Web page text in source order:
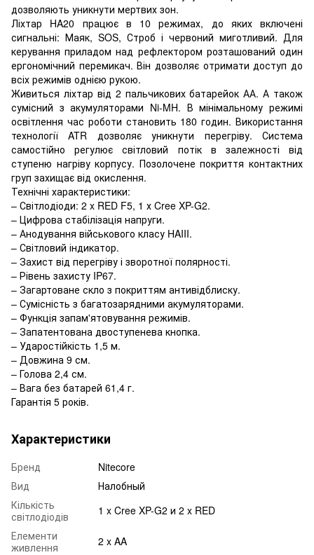
дозволяють уникнути мертвих зон.
Ліхтар HA20 працює в 10 режимах, до яких включені
сигнальні: Маяк, SOS, Строб і червоний миготливий. Для
керування приладом над рефлектором розташований один
ергономічний перемикач. Він дозволяє отримати доступ до
всіх режимів однією рукою.
Живиться ліхтар від 2 пальчикових батарейок АА. А також
сумісний з акумуляторами Ni-MH. В мінімальному режимі
освітлення час роботи становить 180 годин. Використання
технології ATR дозволяє уникнути перегріву. Система
самостійно регулює світловий потік в залежності від
ступеню нагріву корпусу. Позолочене покриття контактних
груп захищає від окислення.
Технічні характеристики:
– Світлодіоди: 2 x RED F5, 1 х Cree XP-G2.
– Цифрова стабілізація напруги.
– Анодування військового класу HAIII.
– Світловий індикатор.
– Захист від перегріву і зворотної полярності.
– Рівень захисту IP67.
– Загартоване скло з покриттям антивідблиску.
– Сумісність з багатозарядними акумуляторами.
– Функція запам'ятовування режимів.
– Запатентована двоступенева кнопка.
– Ударостійкість 1,5 м.
– Довжина 9 см.
– Голова 2,4 см.
– Вага без батарей 61,4 г.
Гарантія 5 років.
Характеристики
Бренд
Nitecore
Вид
Налобный
Кількість
світлодіодів
1 x Cree XP-G2 и 2 x RED
Елементи
живлення
2 x AA